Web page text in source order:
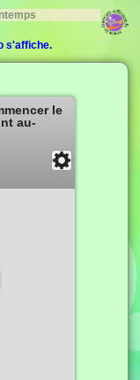
s'affiche.
le
au-